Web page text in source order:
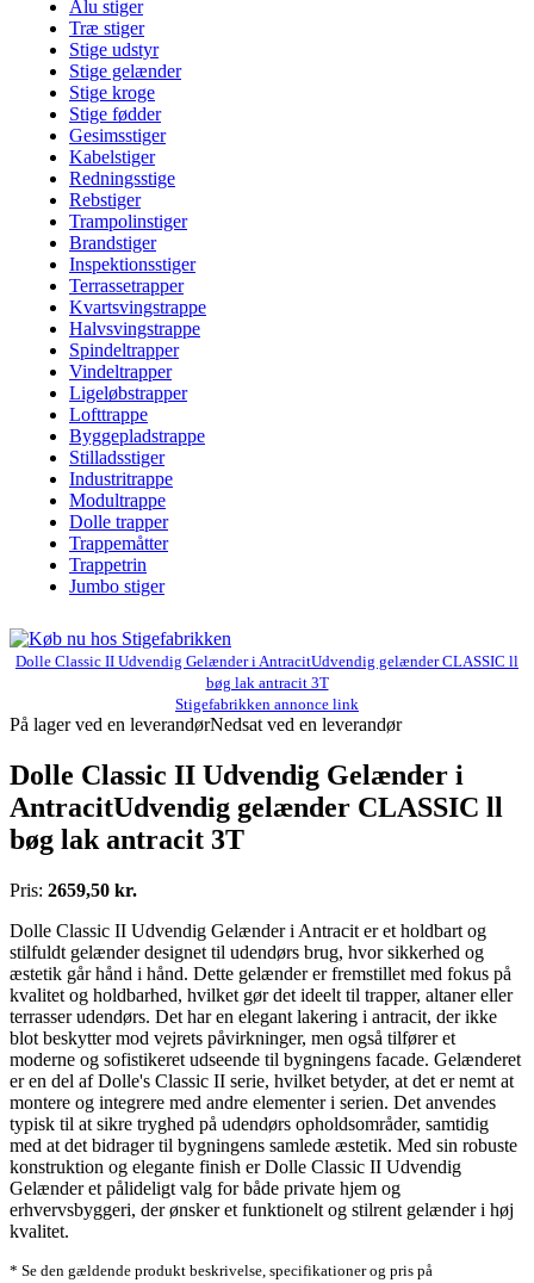
Alu stiger
Træ stiger
Stige udstyr
Stige gelænder
Stige kroge
Stige fødder
Gesimsstiger
Kabelstiger
Redningsstige
Rebstiger
Trampolinstiger
Brandstiger
Inspektionsstiger
Terrassetrapper
Kvartsvingstrappe
Halvsvingstrappe
Spindeltrapper
Vindeltrapper
Ligeløbstrapper
Lofttrappe
Byggepladstrappe
Stilladsstiger
Industritrappe
Modultrappe
Dolle trapper
Trappemåtter
Trappetrin
Jumbo stiger
Dolle Classic II Udvendig Gelænder i AntracitUdvendig gelænder CLASSIC ll
bøg lak antracit 3T
Stigefabrikken annonce link
På lager ved en leverandørNedsat ved en leverandør
Dolle Classic II Udvendig Gelænder i
AntracitUdvendig gelænder CLASSIC ll
bøg lak antracit 3T
Pris: 2659,50 kr.
Dolle Classic II Udvendig Gelænder i Antracit er et holdbart og
stilfuldt gelænder designet til udendørs brug, hvor sikkerhed og
æstetik går hånd i hånd. Dette gelænder er fremstillet med fokus på
kvalitet og holdbarhed, hvilket gør det ideelt til trapper, altaner eller
terrasser udendørs. Det har en elegant lakering i antracit, der ikke
blot beskytter mod vejrets påvirkninger, men også tilfører et
moderne og sofistikeret udseende til bygningens facade. Gelænderet
er en del af Dolle's Classic II serie, hvilket betyder, at det er nemt at
montere og integrere med andre elementer i serien. Det anvendes
typisk til at sikre tryghed på udendørs opholdsområder, samtidig
med at det bidrager til bygningens samlede æstetik. Med sin robuste
konstruktion og elegante finish er Dolle Classic II Udvendig
Gelænder et pålideligt valg for både private hjem og
erhvervsbyggeri, der ønsker et funktionelt og stilrent gelænder i høj
kvalitet.
* Se den gældende produkt beskrivelse, specifikationer og pris på